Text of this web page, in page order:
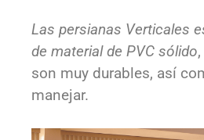
Las persianas Verticales
de material de PVC sólido
son muy durables, así
manejar.